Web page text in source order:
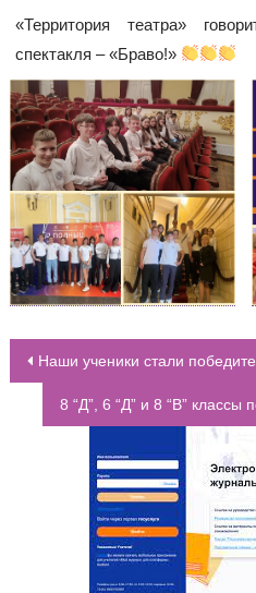
«Территория театра»
спектакля – «Браво!»
НАВИГАЦИЯ ПО ЗАПИСЯМ
Наши ученики стали победителями областного